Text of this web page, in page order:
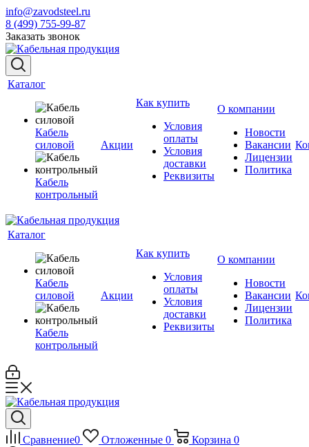
info@zavodsteel.ru
8 (499) 755-99-87
Заказать звонок
Каталог
Кабель
силовой
Кабель
контрольный
Акции
Как купить
Условия
оплаты
Условия
доставки
Реквизиты
О компании
Новости
Вакансии
Лицензии
Политика
Каталог
Кабель
силовой
Кабель
контрольный
Акции
Как купить
Условия
оплаты
Условия
доставки
Реквизиты
О компании
Новости
Вакансии
Лицензии
Политика
Сравнение0 Отложенные 0 Корзина 0